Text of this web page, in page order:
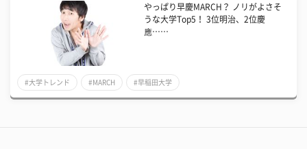
やっぱり早慶MARCH？ ノリがよさそ
うな大学Top5！ 3位明治、2位慶
應……
#大学トレンド #MARCH #早稲田大学